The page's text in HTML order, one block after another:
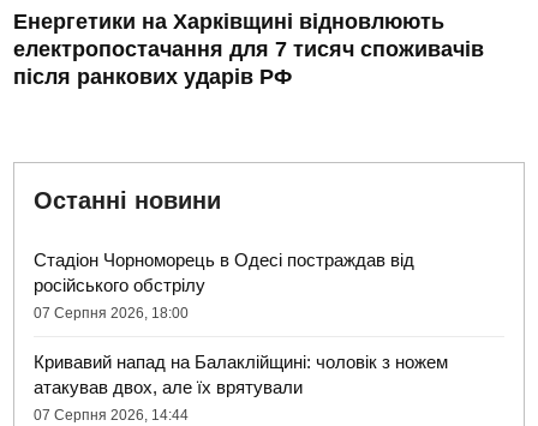
Енергетики на Харківщині відновлюють
електропостачання для 7 тисяч споживачів
після ранкових ударів РФ
Останні новини
Стадіон Чорноморець в Одесі постраждав від
російського обстрілу
07 Серпня 2026, 18:00
Кривавий напад на Балаклійщині: чоловік з ножем
атакував двох, але їх врятували
07 Серпня 2026, 14:44